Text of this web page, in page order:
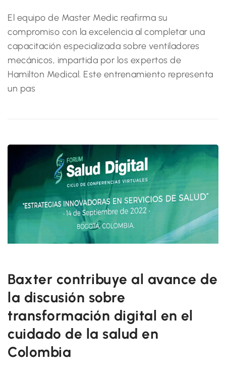
El equipo de Master Medic reafirma su
compromiso con la excelencia al completar una
capacitación especializada sobre ventiladores
mecánicos, impartida por los expertos de
Hamilton Medical. Este entrenamiento representa
un pas
Baxter contribuye al avance de
la discusión sobre
transformación digital en el
cuidado de la salud en
Colombia